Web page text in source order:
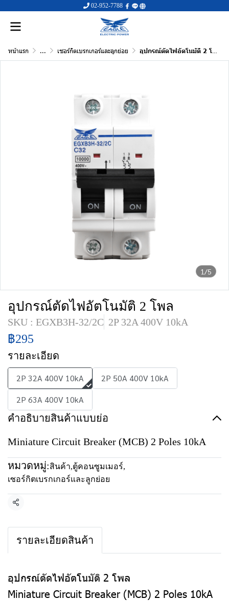
02-952-7788
หน้าแรก ... เซอร์กิตเบรกเกอร์และลูกย่อย อุปกรณ์ตัดไฟอัตโนมัติ 2 โพล
1/5
อุปกรณ์ตัดไฟอัตโนมัติ 2 โพล
SKU : EGXB3H-32/2C 2P 32A 400V 10kA
฿295
รายละเอียด
2P 32A 400V 10kA
2P 50A 400V 10kA
2P 63A 400V 10kA
คำอธิบายสินค้าแบบย่อ
Miniature Circuit Breaker (MCB) 2 Poles 10kA
หมวดหมู่:สินค้า,ตู้คอนซูมเมอร์,
เซอร์กิตเบรกเกอร์และลูกย่อย
แชร์
รายละเอียดสินค้า
อุปกรณ์ตัดไฟอัตโนมัติ 2 โพล
Miniature Circuit Breaker (MCB) 2 Poles 10kA